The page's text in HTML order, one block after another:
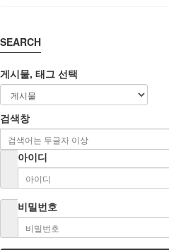
SEARCH
게시물, 태그 선택
검색창
아이디
비밀번호